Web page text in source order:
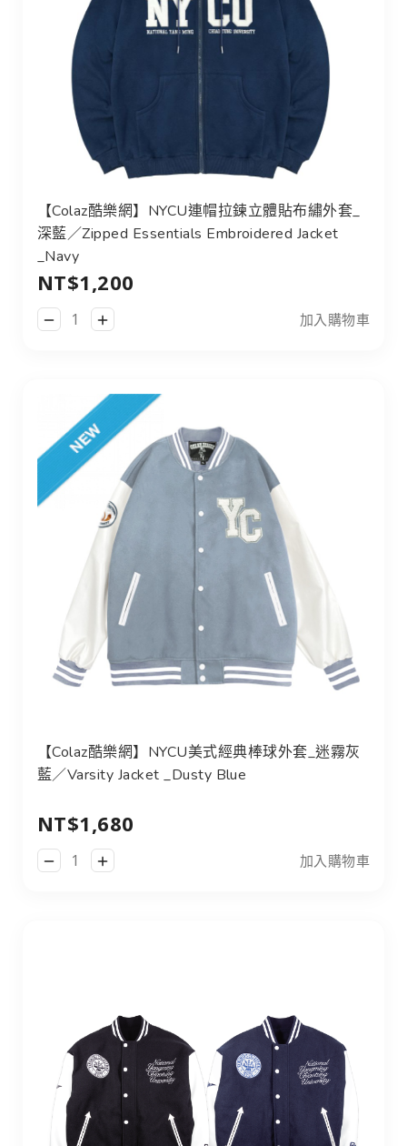
【Colaz酷樂網】NYCU連帽拉鍊立體貼布繡外套_
深藍／Zipped Essentials Embroidered Jacket
_Navy
NT$1,200
加入購物車
【Colaz酷樂網】NYCU美式經典棒球外套_迷霧灰
藍／Varsity Jacket _Dusty Blue
NT$1,680
加入購物車